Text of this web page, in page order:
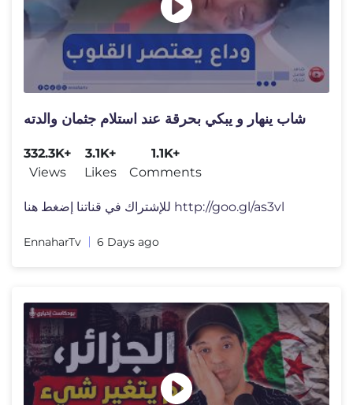
شاب ينهار و يبكي بحرقة عند استلام جثمان والدته
332.3K+
Views
3.1K+
Likes
1.1K+
Comments
للإشتراك في قناتنا إضغط هنا http://goo.gl/as3vl
EnnaharTv 6 Days ago